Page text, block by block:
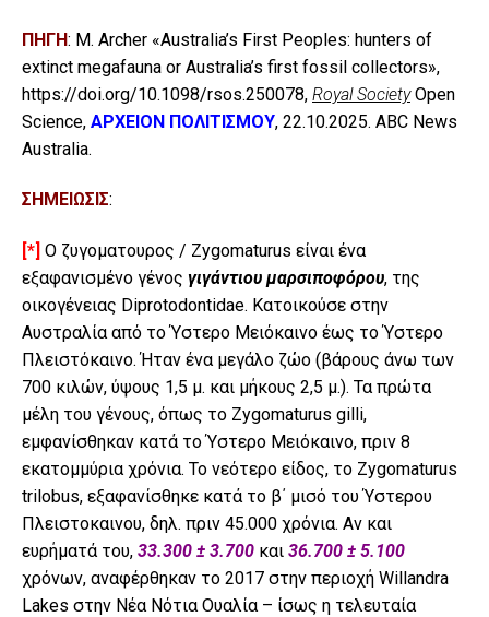
ΠΗΓΗ: M. Archer «Australia’s First Peoples: hunters of
extinct megafauna or Australia’s first fossil collectors»,
https://doi.org/10.1098/rsos.250078, Royal SocietyOpen
Science, ΑΡΧΕΙΟΝ ΠΟΛΙΤΙΣΜΟΥ, 22.10.2025. ABC News
Australia.
ΣΗΜΕΙΩΣΙΣ:
[*] Ο ζυγοματουρος / Zygomaturus είναι ένα
εξαφανισμένο γένος γιγάντιου μαρσιποφόρου, της
οικογένειας Diprotodontidae. Κατοικούσε στην
Αυστραλία από το Ύστερο Μειόκαινο έως το Ύστερο
Πλειστόκαινο. Ήταν ένα μεγάλο ζώο (βάρους άνω των
700 κιλών, ύψους 1,5 μ. και μήκους 2,5 μ.). Τα πρώτα
μέλη του γένους, όπως το Zygomaturus gilli,
εμφανίσθηκαν κατά το Ύστερο Μειόκαινο, πριν 8
εκατομμύρια χρόνια. Το νεότερο είδος, το Zygomaturus
trilobus, εξαφανίσθηκε κατά το β΄ μισό του Ύστερου
Πλειστοκαινου, δηλ. πριν 45.000 χρόνια. Αν και
ευρήματά του, 33.300 ± 3.700 και 36.700 ± 5.100
χρόνων, αναφέρθηκαν το 2017 στην περιοχή Willandra
Lakes στην Νέα Νότια Ουαλία – ίσως η τελευταία